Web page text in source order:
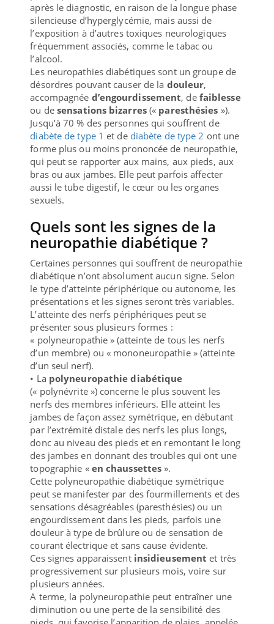
après le diagnostic, en raison de la longue phase
silencieuse d’hyperglycémie, mais aussi de
l’exposition à d’autres toxiques neurologiques
fréquemment associés, comme le tabac ou
l’alcool.
Les neuropathies diabétiques sont un groupe de
désordres pouvant causer de la douleur,
accompagnée d’engourdissement, de faiblesse
ou de sensations bizarres(« paresthésies »).
Jusqu’à 70 % des personnes qui souffrent de
diabète de type 1 et de diabète de type 2 ont une
forme plus ou moins prononcée de neuropathie,
qui peut se rapporter aux mains, aux pieds, aux
bras ou aux jambes. Elle peut parfois affecter
aussi le tube digestif, le cœur ou les organes
sexuels.
Quels sont les signes de la
neuropathie diabétique ?
Certaines personnes qui souffrent de neuropathie
diabétique n’ont absolument aucun signe. Selon
le type d’atteinte périphérique ou autonome, les
présentations et les signes seront très variables.
L’atteinte des nerfs périphériques peut se
présenter sous plusieurs formes :
« polyneuropathie » (atteinte de tous les nerfs
d’un membre) ou « mononeuropathie » (atteinte
d’un seul nerf).
• La polyneuropathie diabétique
(« polynévrite ») concerne le plus souvent les
nerfs des membres inférieurs. Elle atteint les
jambes de façon assez symétrique, en débutant
par l’extrémité distale des nerfs les plus longs,
donc au niveau des pieds et en remontant le long
des jambes en donnant des troubles qui ont une
topographie « en chaussettes».
Cette polyneuropathie diabétique symétrique
peut se manifester par des fourmillements et des
sensations désagréables (paresthésies) ou un
engourdissement dans les pieds, parfois une
douleur à type de brûlure ou de sensation de
courant électrique et sans cause évidente.
Ces signes apparaissent insidieusement et très
progressivement sur plusieurs mois, voire sur
plusieurs années.
A terme, la polyneuropathie peut entraîner une
diminution ou une perte de la sensibilité des